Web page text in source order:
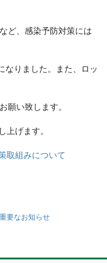
ど、感染予防対策には
なりました。また、ロッ
願い致します。
げます。
取組みについて
重要なお知らせ